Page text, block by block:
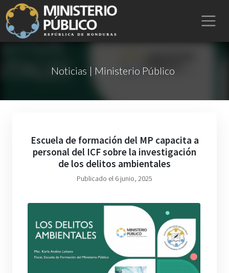
Noticias | Ministerio Público
Escuela de formación del MP capacita a
personal del ICF sobre la investigación
de los delitos ambientales
Publicado el 6 junio, 2025